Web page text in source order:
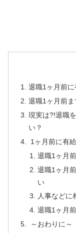
退職1ヶ月前
退職1ヶ月前
現実は?!退職
い？
1ヶ月前に有
退職1ヶ月
退職1ヶ月
い
人事などに
退職1ヶ月
～おわりに～